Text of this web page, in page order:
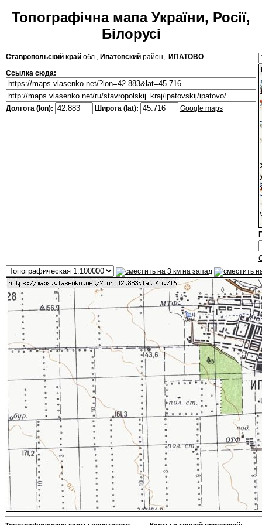
Топографічна мапа України, Росії,
Білорусі
Ставропольский край обл., Ипатовский район, .ИПАТОВО
Ссылка сюда:
Долгота (lon): Широта (lat): Google maps